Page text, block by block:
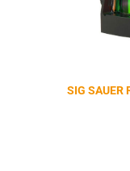
SIG SAUER